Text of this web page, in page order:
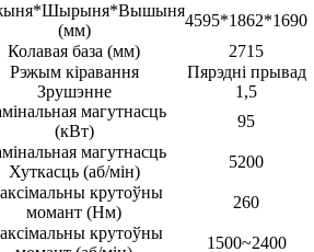
(мм)
4595*1862*1690
Колавая база (мм)
2715
Рэжым кіравання
Пярэдні прывад
Зрушэнне
1,5
магутнасць
(кВт)
95
магутнасць
Хуткасць (аб/мін)
5200
крутоўны
момант (Нм)
260
крутоўны
1500~2400